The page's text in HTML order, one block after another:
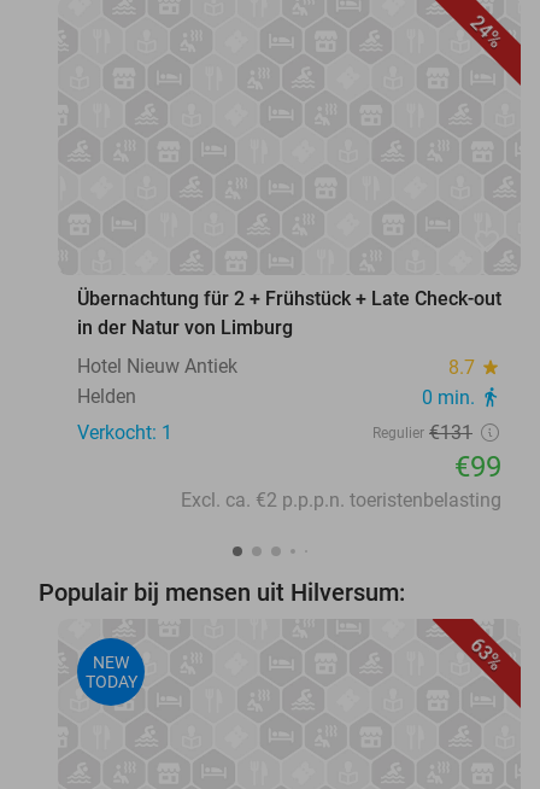
24%
Übernachtung für 2 + Frühstück + Late Check-out
in der Natur von Limburg
Hotel Nieuw Antiek
8.7 star
Helden 0 min. directions_walk
Verkocht: 1 Regulier €131
€99
Excl. ca. €2 p.p.p.n. toeristenbelasting
Populair bij mensen uit Hilversum:
63%
NEW
TODAY